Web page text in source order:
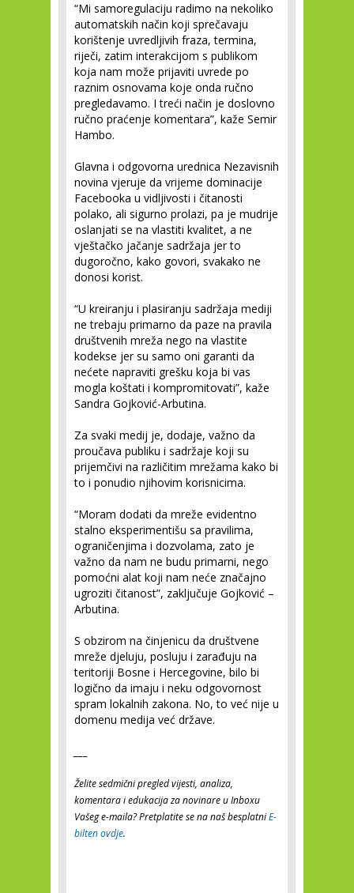
“Mi samoregulaciju radimo na nekoliko
automatskih način koji sprečavaju
korištenje uvredljivih fraza, termina,
riječi, zatim interakcijom s publikom
koja nam može prijaviti uvrede po
raznim osnovama koje onda ručno
pregledavamo. I treći način je doslovno
ručno praćenje komentara”, kaže Semir
Hambo.
Glavna i odgovorna urednica Nezavisnih
novina vjeruje da vrijeme dominacije
Facebooka u vidljivosti i čitanosti
polako, ali sigurno prolazi, pa je mudrije
oslanjati se na vlastiti kvalitet, a ne
vještačko jačanje sadržaja jer to
dugoročno, kako govori, svakako ne
donosi korist.
“U kreiranju i plasiranju sadržaja mediji
ne trebaju primarno da paze na pravila
društvenih mreža nego na vlastite
kodekse jer su samo oni garanti da
nećete napraviti grešku koja bi vas
mogla koštati i kompromitovati”, kaže
Sandra Gojković-Arbutina.
Za svaki medij je, dodaje, važno da
proučava publiku i sadržaje koji su
prijemčivi na različitim mrežama kako bi
to i ponudio njihovim korisnicima.
“Moram dodati da mreže evidentno
stalno eksperimentišu sa pravilima,
ograničenjima i dozvolama, zato je
važno da nam ne budu primarni, nego
pomoćni alat koji nam neće značajno
ugroziti čitanost”, zaključuje Gojković –
Arbutina.
S obzirom na činjenicu da društvene
mreže djeluju, posluju i zarađuju na
teritoriji Bosne i Hercegovine, bilo bi
logično da imaju i neku odgovornost
spram lokalnih zakona. No, to već nije u
domenu medija već države.
Želite sedmični pregled vijesti, analiza,
komentara i edukacija za novinare u Inboxu
Vašeg e-maila? Pretplatite se na naš besplatniE-
bilten ovdje.